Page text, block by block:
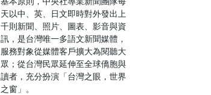
天以中、英、日文即時對外發出上
千則新聞、照片、圖表、影音與資
訊，是台灣唯一多語文新聞媒體，
服務對象從媒體客戶擴大為閱聽大
眾；從台灣民眾延伸至全球僑胞與
讀者，充分扮演「台灣之眼，世界
之窗」。